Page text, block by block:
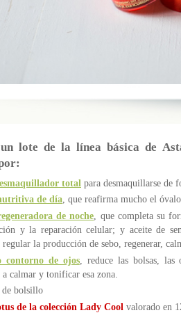
un lote de la línea básica de
total para desmaquillarse de
de día, que reafirma mucho el
de noche , que completa su
y la reparación celular; y aceite de
la producción de sebo, regenerar,
contorno de ojos, reduce las bolsas, las
calmar y tonificar esa zona.
de bolsillo
de la colección Lady Cool valorado en